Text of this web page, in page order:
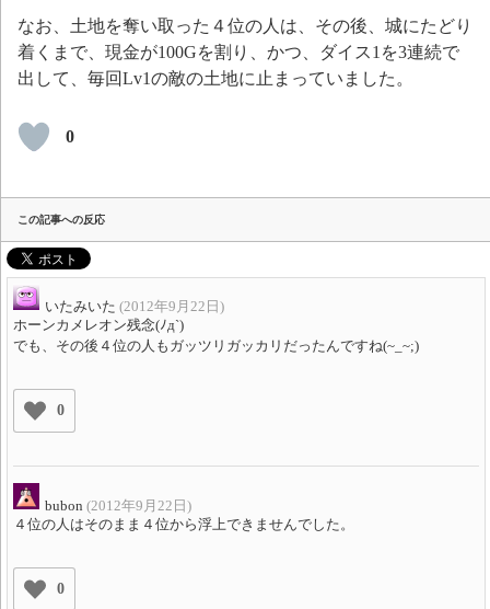
なお、土地を奪い取った４位の人は、その後、城にたどり
着くまで、現金が100Gを割り、かつ、ダイス1を3連続で
出して、毎回Lv1の敵の土地に止まっていました。
0
この記事への反応
いたみいた (2012年9月22日)
ホーンカメレオン残念(ﾉд`)
でも、その後４位の人もガッツリガッカリだったんですね(~_~;)
0
bubon (2012年9月22日)
４位の人はそのまま４位から浮上できませんでした。
0